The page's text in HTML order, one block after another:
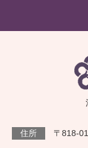
住所 〒818-